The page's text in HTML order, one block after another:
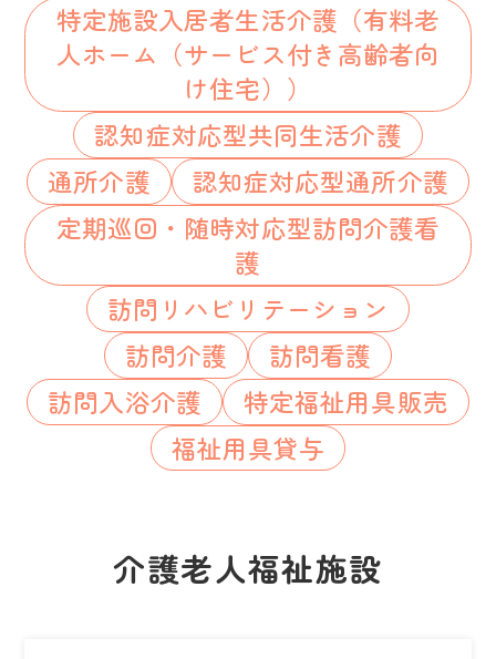
特定施設入居者生活介護（有料老
人ホーム（サービス付き高齢者向
け住宅））
認知症対応型共同生活介護
通所介護
認知症対応型通所介護
定期巡回・随時対応型訪問介護看
護
訪問リハビリテーション
訪問介護
訪問看護
訪問入浴介護
特定福祉用具販売
福祉用具貸与
介護老人福祉施設